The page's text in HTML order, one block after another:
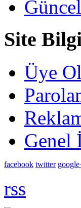
Site
Üye
Genel
facebook twitter
rss